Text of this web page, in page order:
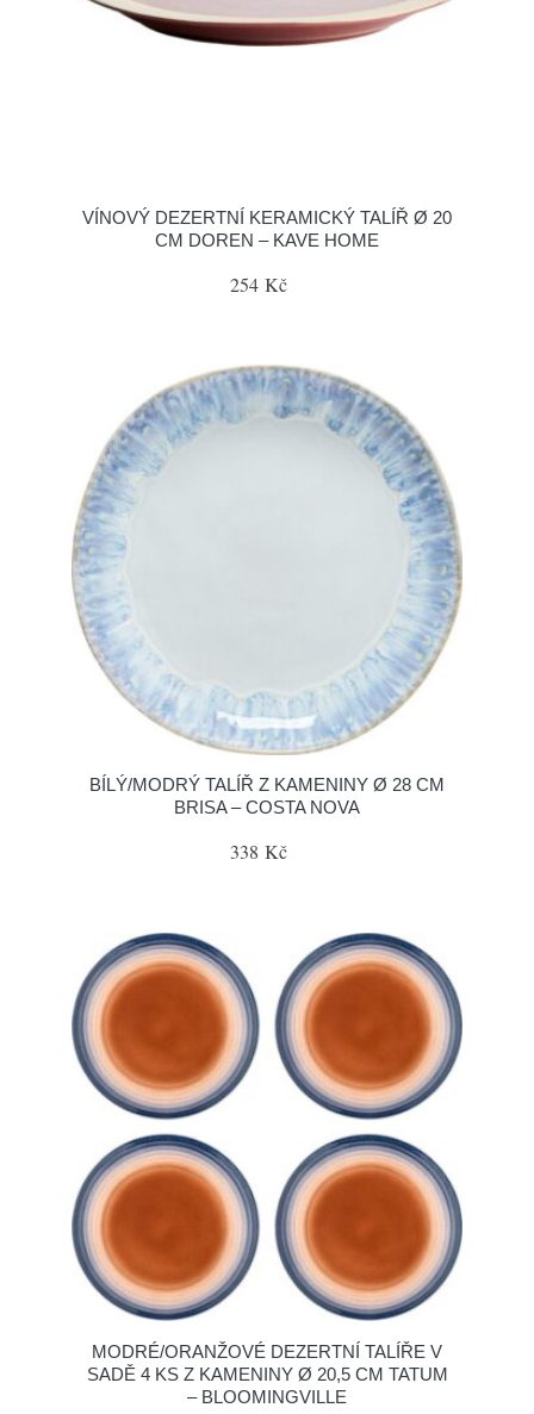
VÍNOVÝ DEZERTNÍ KERAMICKÝ TALÍŘ Ø 20
CM DOREN – KAVE HOME
254 Kč
BÍLÝ/MODRÝ TALÍŘ Z KAMENINY Ø 28 CM
BRISA – COSTA NOVA
338 Kč
MODRÉ/ORANŽOVÉ DEZERTNÍ TALÍŘE V
SADĚ 4 KS Z KAMENINY Ø 20,5 CM TATUM
– BLOOMINGVILLE